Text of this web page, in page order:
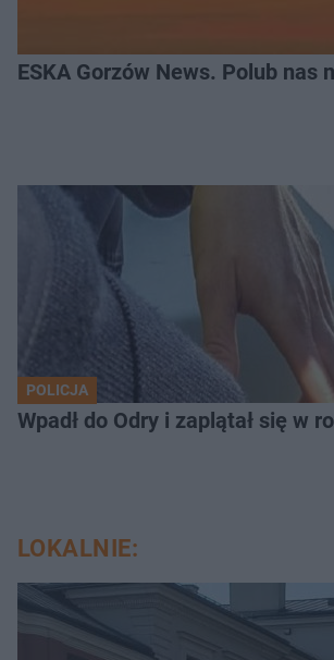
ESKA Gorzów News. Polub nas
POLICJA
Wpadł do Odry i zaplątał się w
LOKALNIE: